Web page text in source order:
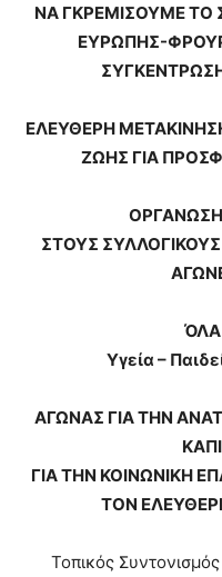
ΝΑ ΓΚΡΕΜΙΣΟΥΜΕ ΤΟ
ΕΥΡΩΠΗΣ-
ΕΛΕΥΘΕΡΗ
ΖΩΗΣ ΓΙΑ
ΣΤΟΥΣ ΣΥΛΛΟΓΙΚΟΥΣ
ΌΛΑ
Υγεία –
ΑΓΩΝΑΣ ΓΙΑ ΤΗΝ
ΓΙΑ ΤΗΝ ΚΟΙΝΩΝΙΚΗ
ΤΟΝ
Τοπικός